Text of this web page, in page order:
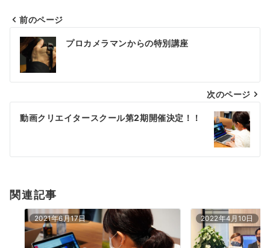
投
稿
ナ
ビ
ゲ
シ
ン
前のページ
プロカメラマンからの特別講座
次のページ
動画クリエイタースクール第2期開催決定！！
関連記事
2021年6月17日 2022年4月10日